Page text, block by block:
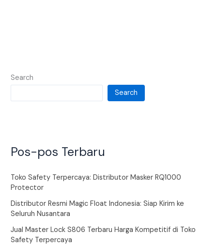
Search
Search
Pos-pos Terbaru
Toko Safety Terpercaya: Distributor Masker RQ1000
Protector
Distributor Resmi Magic Float Indonesia: Siap Kirim ke
Seluruh Nusantara
Jual Master Lock S806 Terbaru Harga Kompetitif di Toko
Safety Terpercaya